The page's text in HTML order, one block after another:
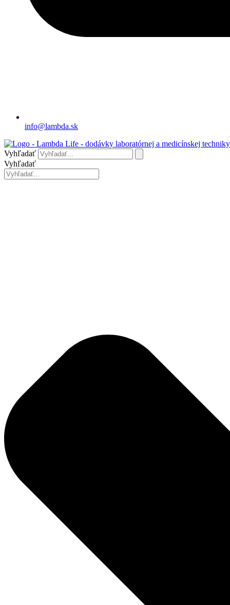
info@lambda.sk
Vyhľadať
Vyhľadať